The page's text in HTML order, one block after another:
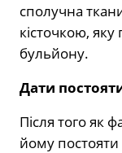
сполучна
кісточкою,
бульйону.
Дати
Після того як
йому